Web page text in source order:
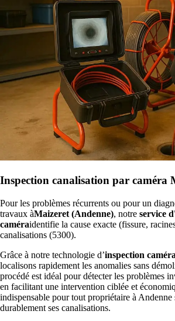
Inspection canalisation par caméra
Pour les problèmes récurrents ou pour un
travaux àMaizeret (Andenne), notre service
caméraidentifie la cause exacte (fissure,
canalisations (5300).
Grâce à notre technologie d’inspection
localisons rapidement les anomalies sans
procédé est idéal pour détecter les problèmes
en facilitant une intervention ciblée et
indispensable pour tout propriétaire à Andenne
durablement ses canalisations.